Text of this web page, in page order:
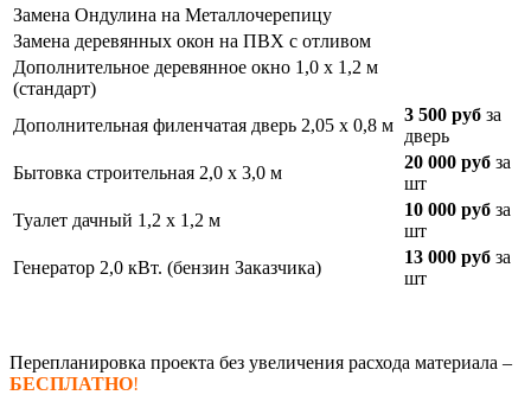
Замена Ондулина на Металлочерепицу
Замена деревянных окон на ПВХ с отливом
Дополнительное деревянное окно 1,0 х 1,2 м
(стандарт)
Дополнительная филенчатая дверь 2,05 х 0,8 м
3 500 руб за
дверь
Бытовка строительная 2,0 х 3,0 м
20 000 руб за
шт
Туалет дачный 1,2 х 1,2 м
10 000 руб за
шт
Генератор 2,0 кВт. (бензин Заказчика)
13 000 руб за
шт
Перепланировка проекта без увеличения расхода материала –
БЕСПЛАТНО!